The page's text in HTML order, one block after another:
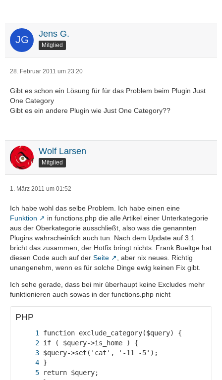
Jens G.
Mitglied
28. Februar 2011 um 23:20
Gibt es schon ein Lösung für für das Problem beim Plugin Just
One Category
Gibt es ein andere Plugin wie Just One Category??
Wolf Larsen
Mitglied
1. März 2011 um 01:52
Ich habe wohl das selbe Problem. Ich habe einen eine
Funktion
in functions.php die alle Artikel einer Unterkategorie
aus der Oberkategorie ausschließt, also was die genannten
Plugins wahrscheinlich auch tun. Nach dem Update auf 3.1
bricht das zusammen, der Hotfix bringt nichts. Frank Bueltge hat
diesen Code auch auf der Seite
, aber nix neues. Richtig
unangenehm, wenn es für solche Dinge ewig keinen Fix gibt.
Ich sehe gerade, dass bei mir überhaupt keine Excludes mehr
funktionieren auch sowas in der functions.php nicht
PHP